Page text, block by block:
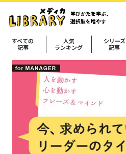
学びかたを学ぶ、
選択肢を増やす
すべての
記事
人気
ランキング
シリーズ
記事